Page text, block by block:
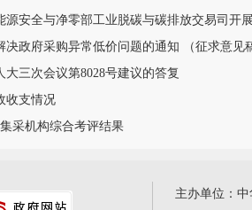
源安全与净零部工业脱碳与碳排放交易司开
决政府采购异常低价问题的通知 （征求意见
大三次会议第8028号建议的答复
收支情况
采机构综合考评结果
主办单位：